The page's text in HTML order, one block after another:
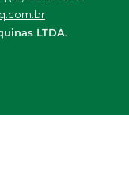
LTDA.